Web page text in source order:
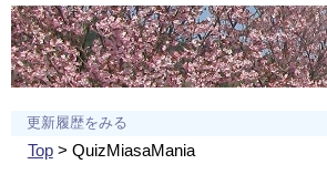
更新履歴をみる
Top> QuizMiasaMania